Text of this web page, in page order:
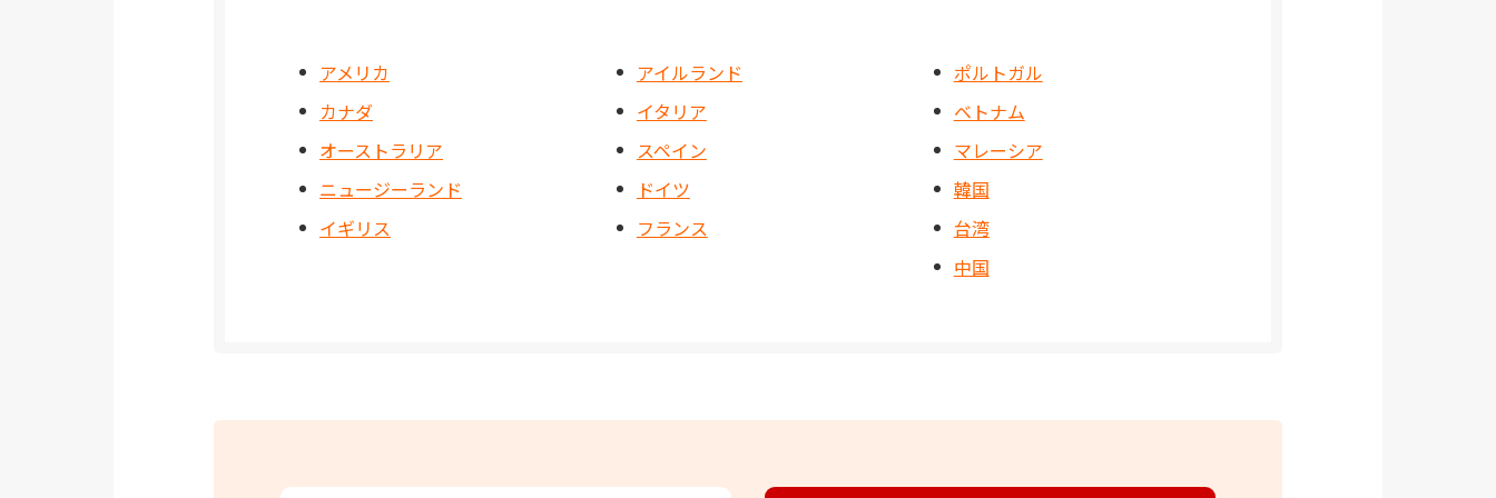
アメリカ
カナダ
オーストラリア
ニュージーランド
イギリス
アイルランド
イタリア
スペイン
ドイツ
フランス
ポルトガル
ベトナム
マレーシア
韓国
台湾
中国